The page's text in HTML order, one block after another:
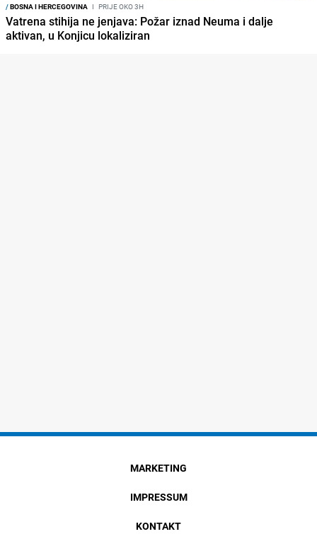
/BOSNA I HERCEGOVINA I PRIJE OKO 3H
Vatrena stihija ne jenjava: Požar iznad Neuma i dalje
aktivan, u Konjicu lokaliziran
MARKETING
IMPRESSUM
KONTAKT